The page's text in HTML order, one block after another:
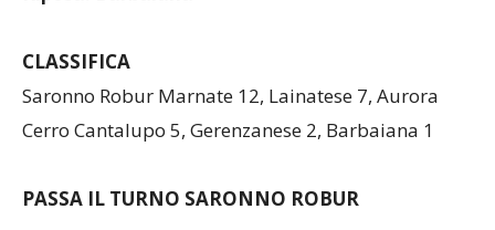
CLASSIFICA
Saronno Robur Marnate 12, Lainatese 7, Aurora